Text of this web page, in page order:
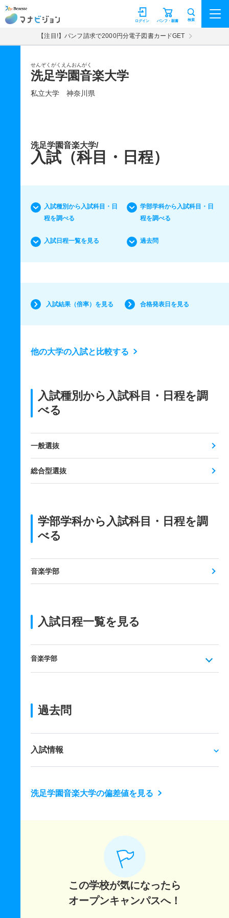
マナビジョン パンフ・願書
ログイン 検索
【注目!】パンフ請求で2000円分電子図書カードGET
せんぞくがくえんおんがく
洗足学園音楽大学
私立大学 神奈川県
洗足学園音楽大学/
入試（科目・日程）
入試種別から入試科目・日
程を調べる
学部学科から入試科目・日
程を調べる
入試日程一覧を見る 過去問
入試結果（倍率）を見る 合格発表日を見る
他の大学の入試と比較する
入試種別から入試科目・日程を調
べる
一般選抜
総合型選抜
学部学科から入試科目・日程を調
べる
音楽学部
入試日程一覧を見る
音楽学部
過去問
入試情報
洗足学園音楽大学の偏差値を見る
この学校が気になったら
オープンキャンパスへ！